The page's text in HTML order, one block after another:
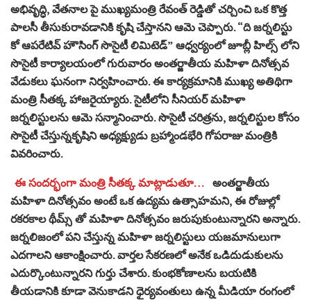
అభివృద్ధి, వేతనాల పై ముఖ్యమంత్రి రేవంత్ రెడ్డితో చర్చించి ఒక కొత్త
పాలసీ తీసుకురావడానికి కృషి చేస్తానని ఆమె చెప్పారు. “ది జర్నలిస్టు
కో ఆపరేటివ్ హౌసింగ్ సొసైటీ లిమిటెడ్” ఆధ్వర్యంలో జూబ్లీ హిల్స్ లోని
సొసైటీ కార్యాలయంలో గురువారం అంతర్జాతీయ మహిళా దినోత్సవ
వేడుకలు ఘనంగా నిర్వహించారు. ఈ కార్యక్రమానికి ముఖ్య అతిథిగా
మంత్రి సీతక్క హాజరైయ్యారు. సైటీలోని సీనియర్ మహిళా
జర్నలిస్టులను ఆమె సన్మానించారు. సొసైటీ చరిత్రను, జర్నలిస్టుల కోసం
సొసైటీ చేస్తున్నకృషిని అధ్యక్ష్యుడు బ్రహ్మాండభేరి గోపరాజు మంత్రికి
వివరించారు.
ఈ సందర్భంగా మంత్రి సీతక్క మాట్లాడుతూ… అంతర్జాతీయ
మహిళా దినోత్సవం అంటే ఒక ఉద్యమ ఉత్సాహమని, ఈ రోజుల్లో
రకరకాల థీమ్స్ తో మహిళా దినోత్సవం జరుపుకుంటున్నారని అన్నారు.
జర్నలిజంలో పని చేస్తున్న మహిళా జర్నలిస్టులు యజమానులుగా
ఎదగాలని ఆకాంక్షించారు. వార్తల సేకరణలో అనేక ఒడిదుడుకులను
ఎదుర్కొంటున్నారని గుర్తు చేశారు. కుంభకోణాలను బయటికి
తీయడానికి కూడా వెనుకాడని ధైర్యవంతులు ఉన్న మీడియా రంగంలో